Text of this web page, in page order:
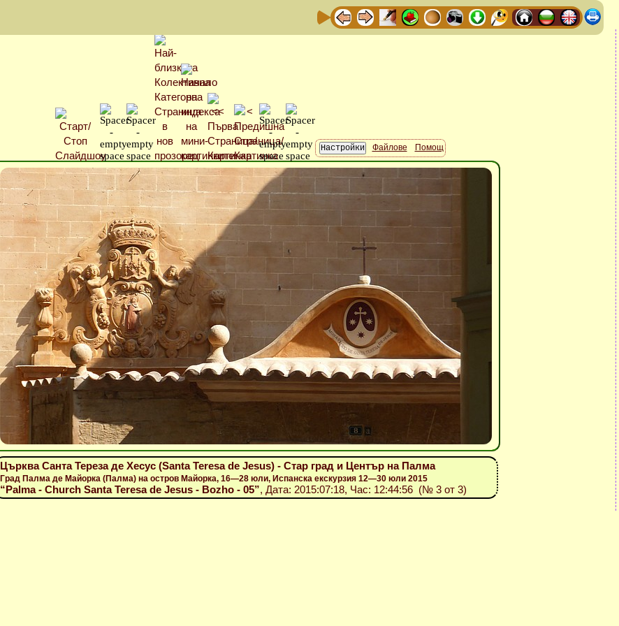
Файлове Помощ
Църква Санта Тереза де Хесус (Santa Teresa de Jesus) - Стар град и Център на Палма
Град Палма де Майорка (Палма) на остров Майорка, 16—28 юли, Испанска екскурзия 12—30 юли 2015
“Palma - Church Santa Teresa de Jesus - Bozho - 05”, Дата: 2015:07:18, Час: 12:44:56 (№ 3 от 3)